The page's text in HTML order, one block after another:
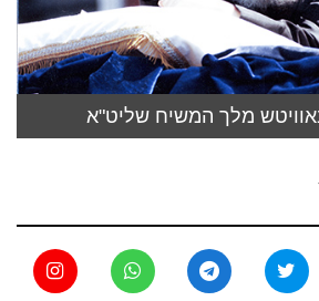
מלך המשיח שליט"א